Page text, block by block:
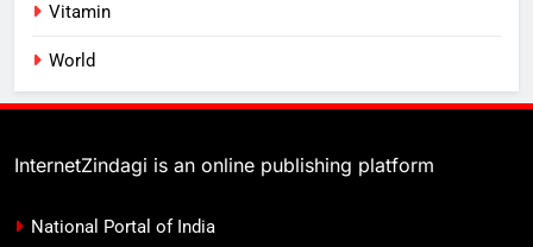
Vitamin
World
InternetZindagi is an online publishing platform
National Portal of India